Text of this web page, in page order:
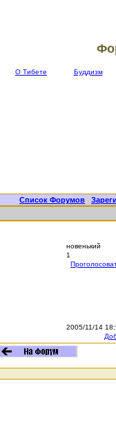
О Тибете Буддизм
Список Форумов |
новенький
1
2005/11/14